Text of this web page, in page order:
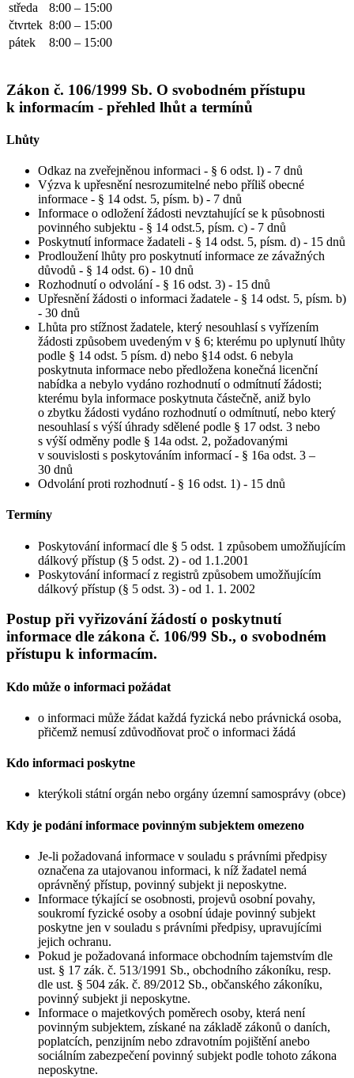
středa
8:00 – 15:00
čtvrtek 8:00 – 15:00
pátek
8:00 – 15:00
Zákon č. 106/1999 Sb. O svobodném přístupu
k informacím - přehled lhůt a termínů
Lhůty
Odkaz na zveřejněnou informaci - § 6 odst. l) - 7 dnů
Výzva k upřesnění nesrozumitelné nebo příliš obecné
informace - § 14 odst. 5, písm. b) - 7 dnů
Informace o odložení žádosti nevztahující se k působnosti
povinného subjektu - § 14 odst.5, písm. c) - 7 dnů
Poskytnutí informace žadateli - § 14 odst. 5, písm. d) - 15 dnů
Prodloužení lhůty pro poskytnutí informace ze závažných
důvodů - § 14 odst. 6) - 10 dnů
Rozhodnutí o odvolání - § 16 odst. 3) - 15 dnů
Upřesnění žádosti o informaci žadatele - § 14 odst. 5, písm. b)
- 30 dnů
Lhůta pro stížnost žadatele, který nesouhlasí s vyřízením
žádosti způsobem uvedeným v § 6; kterému po uplynutí lhůty
podle § 14 odst. 5 písm. d) nebo §14 odst. 6 nebyla
poskytnuta informace nebo předložena konečná licenční
nabídka a nebylo vydáno rozhodnutí o odmítnutí žádosti;
kterému byla informace poskytnuta částečně, aniž bylo
o zbytku žádosti vydáno rozhodnutí o odmítnutí, nebo který
nesouhlasí s výší úhrady sdělené podle § 17 odst. 3 nebo
s výší odměny podle § 14a odst. 2, požadovanými
v souvislosti s poskytováním informací - § 16a odst. 3 –
30 dnů
Odvolání proti rozhodnutí - § 16 odst. 1) - 15 dnů
Termíny
Poskytování informací dle § 5 odst. 1 způsobem umožňujícím
dálkový přístup (§ 5 odst. 2) - od 1.1.2001
Poskytování informací z registrů způsobem umožňujícím
dálkový přístup (§ 5 odst. 3) - od 1. 1. 2002
Postup při vyřizování žádostí o poskytnutí
informace dle zákona č. 106/99 Sb., o svobodném
přístupu k informacím.
Kdo může o informaci požádat
o informaci může žádat každá fyzická nebo právnická osoba,
přičemž nemusí zdůvodňovat proč o informaci žádá
Kdo informaci poskytne
kterýkoli státní orgán nebo orgány územní samosprávy (obce)
Kdy je podání informace povinným subjektem omezeno
Je-li požadovaná informace v souladu s právními předpisy
označena za utajovanou informaci, k níž žadatel nemá
oprávněný přístup, povinný subjekt ji neposkytne.
Informace týkající se osobnosti, projevů osobní povahy,
soukromí fyzické osoby a osobní údaje povinný subjekt
poskytne jen v souladu s právními předpisy, upravujícími
jejich ochranu.
Pokud je požadovaná informace obchodním tajemstvím dle
ust. § 17 zák. č. 513/1991 Sb., obchodního zákoníku, resp.
dle ust. § 504 zák. č. 89/2012 Sb., občanského zákoníku,
povinný subjekt ji neposkytne.
Informace o majetkových poměrech osoby, která není
povinným subjektem, získané na základě zákonů o daních,
poplatcích, penzijním nebo zdravotním pojištění anebo
sociálním zabezpečení povinný subjekt podle tohoto zákona
neposkytne.